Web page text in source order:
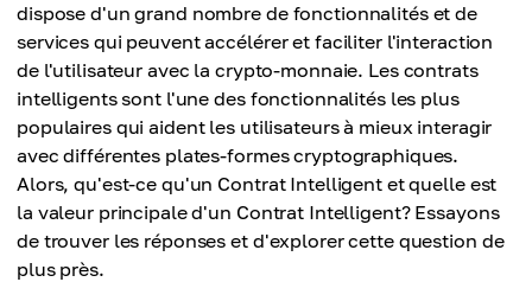
dispose d'un grand nombre de fonctionnalités et de
services qui peuvent accélérer et faciliter l'interaction
de l'utilisateur avec la crypto-monnaie. Les contrats
intelligents sont l'une des fonctionnalités les plus
populaires qui aident les utilisateurs à mieux interagir
avec différentes plates-formes cryptographiques.
Alors, qu'est-ce qu'un Contrat Intelligent et quelle est
la valeur principale d'un Contrat Intelligent? Essayons
de trouver les réponses et d'explorer cette question de
plus près.